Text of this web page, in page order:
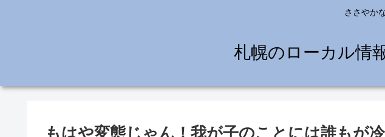
ささやか
札幌のローカル情
もはや変態じゃん！我が子のことには誰もが